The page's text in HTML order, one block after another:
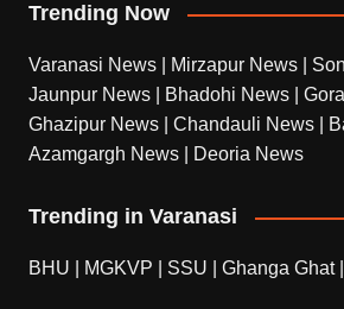
Trending Now
Varanasi News Mirzapur News
Jaunpur News
Bhadohi News
Ghazipur News
Chandauli News
Azamgargh News
Deoria News
Trending in Varanasi
BHU MGKVP SSU Ghanga Ghat|